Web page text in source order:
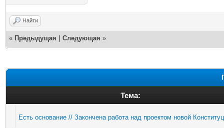
Найти
« Предыдущая Следующая »
Тема:
Есть основание // Закончена работа над проектом новой